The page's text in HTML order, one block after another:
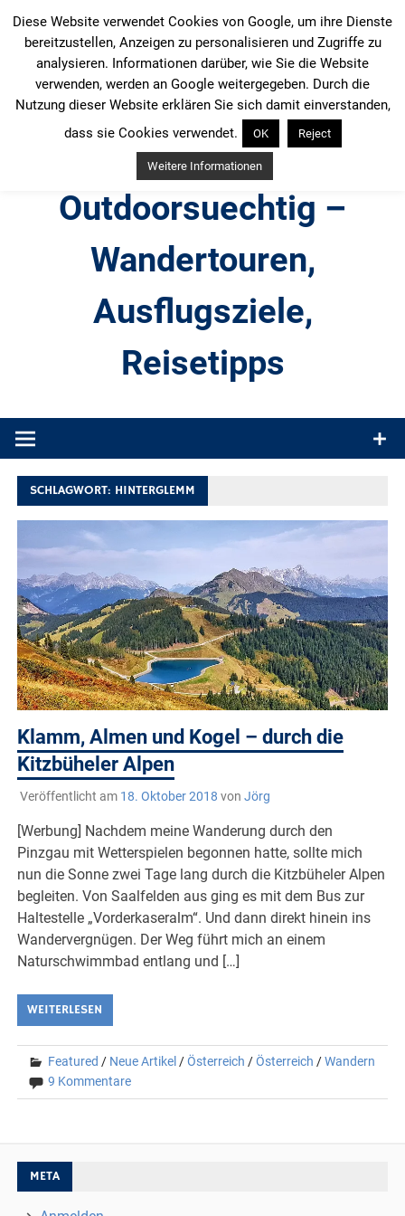
Inhalt
springen
Outdoorsuechtig –
Wandertouren,
Ausflugsziele,
Reisetipps
Produkttests und Buchrezensionen. Ein Blog für alle, die gern
SCHLAGWORT: HINTERGLEMM
Klamm, Almen und Kogel – durch die
Kitzbüheler Alpen
Veröffentlicht am 18. Oktober 2018 von Jörg
[Werbung] Nachdem meine Wanderung durch den
Pinzgau mit Wetterspielen begonnen hatte, sollte mich
nun die Sonne zwei Tage lang durch die Kitzbüheler Alpen
begleiten. Von Saalfelden aus ging es mit dem Bus zur
Haltestelle „Vorderkaseralm“. Und dann direkt hinein ins
Wandervergnügen. Der Weg führt mich an einem
Naturschwimmbad entlang und […]
WEITERLESEN
Featured / Neue Artikel /Österreich /Österreich /Wandern
9 Kommentare
META
Diese Website verwendet Cookies von Google, um ihre Dienste
bereitzustellen, Anzeigen zu personalisieren und Zugriffe zu
analysieren. Informationen darüber, wie Sie die Website
verwenden, werden an Google weitergegeben. Durch die
Nutzung dieser Website erklären Sie sich damit einverstanden,
dass sie Cookies verwendet.
OK Reject
Weitere Informationen